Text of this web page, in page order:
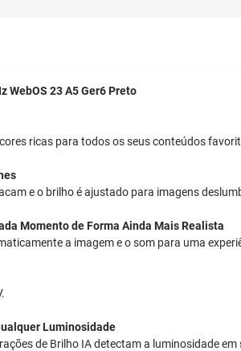
WebOS 23 A5 Ger6 Preto
ricas para todos os seus conteúdos
e o brilho é ajustado para imagens
Momento de Forma Ainda Mais Realista
a imagem e o som para uma
Luminosidade
de Brilho IA detectam a luminosidade